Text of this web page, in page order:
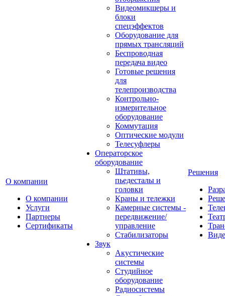
О компании
О компании
Услуги
Партнеры
Сертификаты
Видеомикшеры и
блоки
спецэффектов
Оборудование для
прямых трансляций
Беспроводная
передача видео
Готовые решения
для
телепроизводства
Контрольно-
измерительное
оборудование
Коммутация
Оптические модули
Телесуфлеры
Операторское
оборудование
Штативы,
пьедесталы и
головки
Краны и тележки
Камерные системы -
передвижение/
управление
Стабилизаторы
Звук
Акустические
системы
Студийное
оборудование
Радиосистемы
Решения